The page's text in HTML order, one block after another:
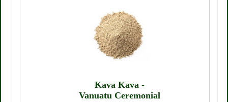
Kava Kava -
Vanuatu Ceremonial